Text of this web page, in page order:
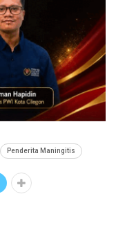
Penderita Maningitis